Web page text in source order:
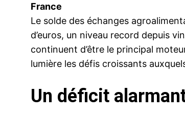
France
Le solde des échanges
d’euros, un niveau record depuis
continuent d’être le principal
lumière les défis croissants
Un déficit